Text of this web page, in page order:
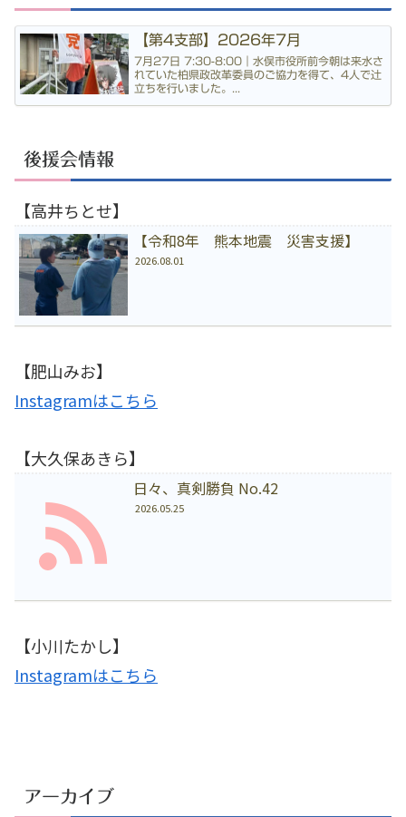
【第4支部】2026年7月
7月27日 7:30-8:00｜水俣市役所前今朝は来水さ
れていた柏県政改革委員のご協力を得て、4人で辻
立ちを行いました。...
後援会情報
【高井ちとせ】
【令和8年 熊本地震 災害支援】
2026.08.01
【肥山みお】
Instagramはこちら
【大久保あきら】
日々、真剣勝負 No.42
2026.05.25
【小川たかし】
Instagramはこちら
アーカイブ